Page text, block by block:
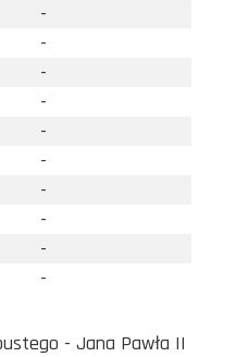
-
-
-
-
-
-
-
-
-
-
- Jana Pawła II